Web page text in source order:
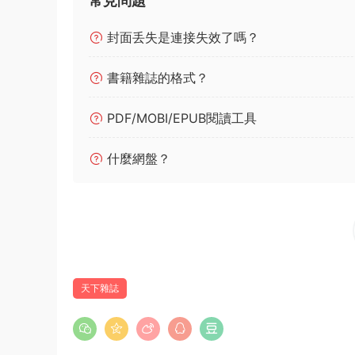
封面丢失是連接失效了嗎？
書籍雜誌的格式？
PDF/MOBI/EPUB閱讀工具
什麼網盤？
天下雜誌